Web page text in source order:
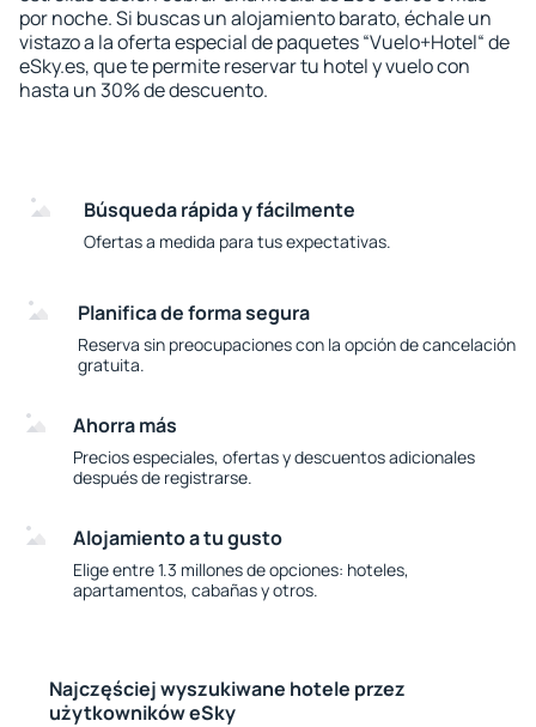
por noche. Si buscas un alojamiento barato, échale un
vistazo a la oferta especial de paquetes “Vuelo+Hotel“ de
eSky.es, que te permite reservar tu hotel y vuelo con
hasta un 30% de descuento.
Búsqueda rápida y fácilmente
Ofertas a medida para tus expectativas.
Planifica de forma segura
Reserva sin preocupaciones con la opción de cancelación
gratuita.
Ahorra más
Precios especiales, ofertas y descuentos adicionales
después de registrarse.
Alojamiento a tu gusto
Elige entre 1.3 millones de opciones: hoteles,
apartamentos, cabañas y otros.
Najczęściej wyszukiwane hotele przez
użytkowników eSky